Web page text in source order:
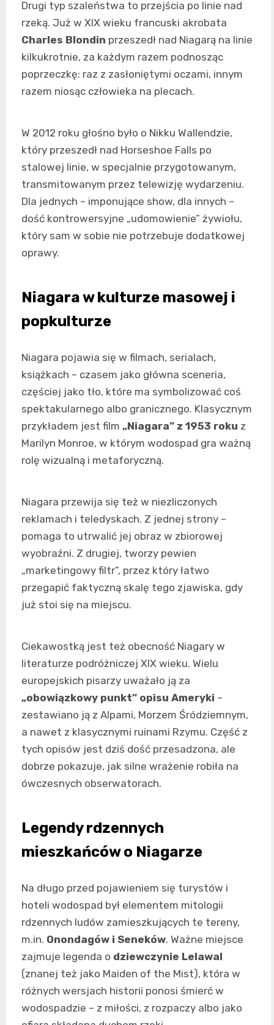
Drugi typ szaleństwa to przejścia po linie nad
rzeką. Już w XIX wieku francuski akrobata
Charles Blondin przeszedł nad Niagarą na linie
kilkukrotnie, za każdym razem podnosząc
poprzeczkę: raz z zasłoniętymi oczami, innym
razem niosąc człowieka na plecach.
W 2012 roku głośno było o Nikku Wallendzie,
który przeszedł nad Horseshoe Falls po
stalowej linie, w specjalnie przygotowanym,
transmitowanym przez telewizję wydarzeniu.
Dla jednych – imponujące show, dla innych –
dość kontrowersyjne „udomowienie” żywiołu,
który sam w sobie nie potrzebuje dodatkowej
oprawy.
Niagara w kulturze masowej i
popkulturze
Niagara pojawia się w filmach, serialach,
książkach – czasem jako główna sceneria,
częściej jako tło, które ma symbolizować coś
spektakularnego albo granicznego. Klasycznym
przykładem jest film „Niagara” z 1953 roku z
Marilyn Monroe, w którym wodospad gra ważną
rolę wizualną i metaforyczną.
Niagara przewija się też w niezliczonych
reklamach i teledyskach. Z jednej strony –
pomaga to utrwalić jej obraz w zbiorowej
wyobraźni. Z drugiej, tworzy pewien
„marketingowy filtr”, przez który łatwo
przegapić faktyczną skalę tego zjawiska, gdy
już stoi się na miejscu.
Ciekawostką jest też obecność Niagary w
literaturze podróżniczej XIX wieku. Wielu
europejskich pisarzy uważało ją za
„obowiązkowy punkt” opisu Ameryki –
zestawiano ją z Alpami, Morzem Śródziemnym,
a nawet z klasycznymi ruinami Rzymu. Część z
tych opisów jest dziś dość przesadzona, ale
dobrze pokazuje, jak silne wrażenie robiła na
ówczesnych obserwatorach.
Legendy rdzennych
mieszkańców o Niagarze
Na długo przed pojawieniem się turystów i
hoteli wodospad był elementem mitologii
rdzennych ludów zamieszkujących te tereny,
m.in. Onondagów i Seneków. Ważne miejsce
zajmuje legenda o dziewczynie Lelawal
(znanej też jako Maiden of the Mist), która w
różnych wersjach historii ponosi śmierć w
wodospadzie – z miłości, z rozpaczy albo jako